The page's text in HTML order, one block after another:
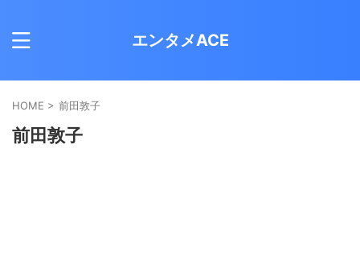
エンタメACE
HOME > 前田敦子
前田敦子